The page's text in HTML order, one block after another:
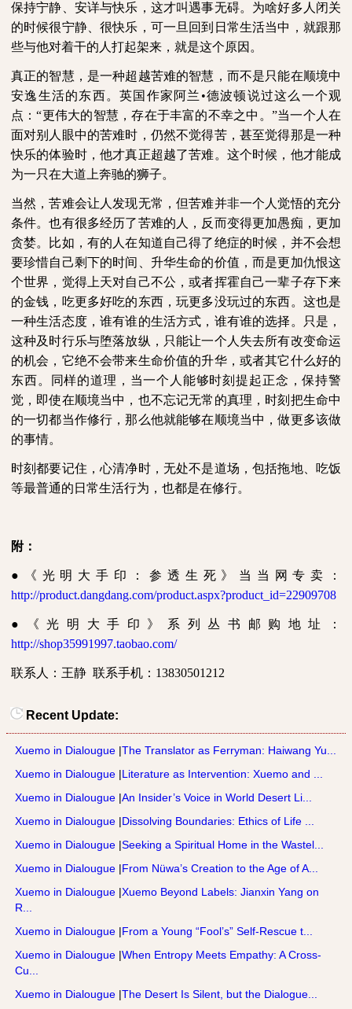
保持宁静、安详与快乐，这才叫遇事无碍。为啥好多人闭关
的时候很宁静、很快乐，可一旦回到日常生活当中，就跟那
些与他对着干的人打起架来，就是这个原因。
真正的智慧，是一种超越苦难的智慧，而不是只能在顺境中
安逸生活的东西。英国作家阿兰•德波顿说过这么一个观
点：“更伟大的智慧，存在于丰富的不幸之中。”当一个人在
面对别人眼中的苦难时，仍然不觉得苦，甚至觉得那是一种
快乐的体验时，他才真正超越了苦难。这个时候，他才能成
为一只在大道上奔驰的狮子。
当然，苦难会让人发现无常，但苦难并非一个人觉悟的充分
条件。也有很多经历了苦难的人，反而变得更加愚痴，更加
贪婪。比如，有的人在知道自己得了绝症的时候，并不会想
要珍惜自己剩下的时间、升华生命的价值，而是更加仇恨这
个世界，觉得上天对自己不公，或者挥霍自己一辈子存下来
的金钱，吃更多好吃的东西，玩更多没玩过的东西。这也是
一种生活态度，谁有谁的生活方式，谁有谁的选择。只是，
这种及时行乐与堕落放纵，只能让一个人失去所有改变命运
的机会，它绝不会带来生命价值的升华，或者其它什么好的
东西。同样的道理，当一个人能够时刻提起正念，保持警
觉，即使在顺境当中，也不忘记无常的真理，时刻把生命中
的一切都当作修行，那么他就能够在顺境当中，做更多该做
的事情。
时刻都要记住，心清净时，无处不是道场，包括拖地、吃饭
等最普通的日常生活行为，也都是在修行。
附：
●《光明大手印：参透生死》当当网专卖：
http://product.dangdang.com/product.aspx?product_id=22909708
●《光明大手印》系列丛书邮购地址：
http://shop35991997.taobao.com/
联系人：王静 联系手机： 13830501212
Recent Update:
Xuemo in Dialougue |The Translator as Ferryman: Haiwang Yu...
Xuemo in Dialougue |Literature as Intervention: Xuemo and ...
Xuemo in Dialougue |An Insider’s Voice in World Desert Li...
Xuemo in Dialougue |Dissolving Boundaries: Ethics of Life ...
Xuemo in Dialougue |Seeking a Spiritual Home in the Wastel...
Xuemo in Dialougue |From Nüwa’s Creation to the Age of A...
Xuemo in Dialougue |Xuemo Beyond Labels: Jianxin Yang on
R...
Xuemo in Dialougue |From a Young “Fool’s” Self-Rescue t...
Xuemo in Dialougue |When Entropy Meets Empathy: A Cross-
Cu...
Xuemo in Dialougue |The Desert Is Silent, but the Dialogue...